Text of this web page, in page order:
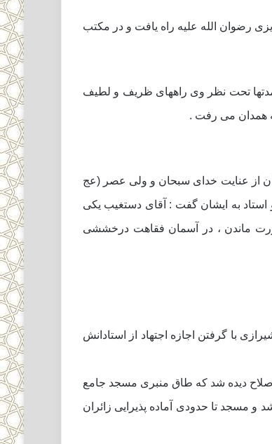
رضوان الله علیه راه یافت و در مکتب
تحت نظر وى راههاى ظریف و لطیف
همدان مى رفت .
نشان از عنایت خداى سبحان و ولى عصر (عج
به ایشان گفت : آقاى دستغیب یکى
ماندن ، در آسمان فقاهت درخششى
با گرفتن اجازه اجتهاد از استادانش
صلاح دیده شد که طاق منبرى مسجد جامع
مسجد تا حدودى آماده پذیرایى زائران